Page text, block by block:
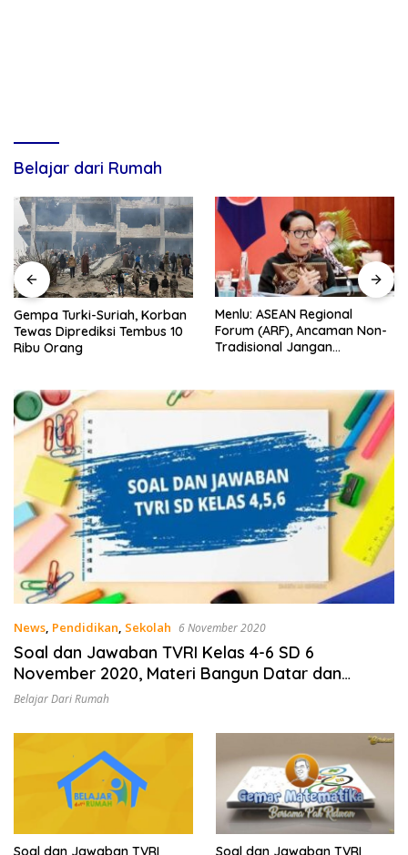
Belajar dari Rumah
Gempa Turki-Suriah, Korban
Tewas Diprediksi Tembus 10
Ribu Orang
Menlu: ASEAN Regional
Forum (ARF), Ancaman Non-
Tradisional Jangan
News, Pendidikan, Sekolah 6 November 2020
Soal dan Jawaban TVRI Kelas 4-6 SD 6
November 2020, Materi Bangun Datar dan
Bangun Ruang
Belajar Dari Rumah
Soal dan Jawaban TVRI
Soal dan Jawaban TVRI